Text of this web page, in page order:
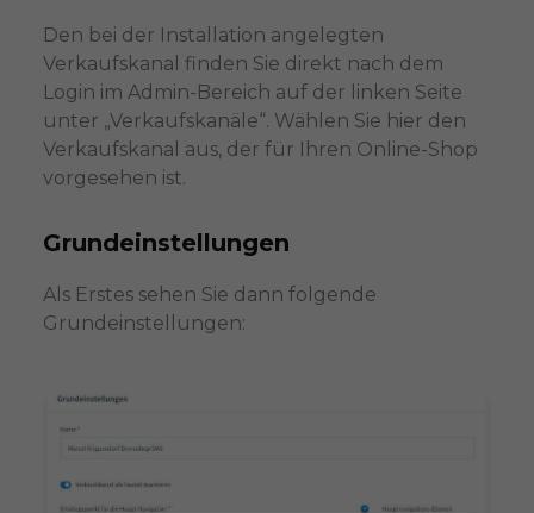
Den bei der Installation angelegten
Verkaufskanal finden Sie direkt nach dem
Login im Admin-Bereich auf der linken Seite
unter „Verkaufskanäle“. Wählen Sie hier den
Verkaufskanal aus, der für Ihren Online-Shop
vorgesehen ist.
Grundeinstellungen
Als Erstes sehen Sie dann folgende
Grundeinstellungen: